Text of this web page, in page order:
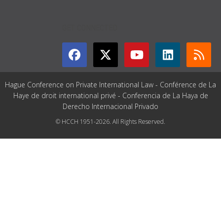
Hague Conference on Private International Law - Conférence de La
Haye de droit international privé - Conferencia de La Haya de
Derecho Internacional Privado
© HCCH 1951-2026. All Rights Reserved.